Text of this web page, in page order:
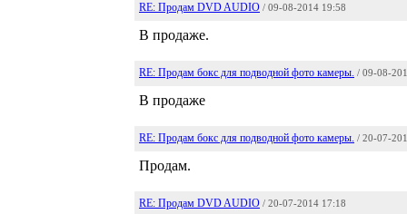
RE: Продам DVD AUDIO / 09-08-2014 19:58
В продаже.
RE: Продам бокс для подводной фото камеры. / 09-08-
В продаже
RE: Продам бокс для подводной фото камеры. / 20-07-
Продам.
RE: Продам DVD AUDIO / 20-07-2014 17:18